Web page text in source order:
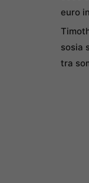
euro
sosia
tra